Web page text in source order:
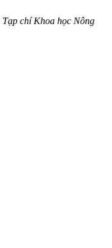
Tạp chí Khoa học Nông